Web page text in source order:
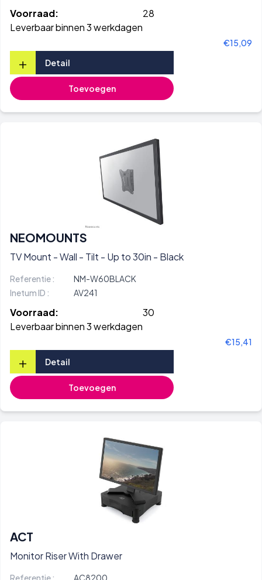
Voorraad:
28
Leverbaar binnen 3 werkdagen
€15,09
+ Detail
Toevoegen
NEOMOUNTS
TV Mount - Wall - Tilt - Up to 30in - Black
Referentie :
NM-W60BLACK
Inetum ID :
AV241
Voorraad:
30
Leverbaar binnen 3 werkdagen
€15,41
+ Detail
Toevoegen
ACT
Monitor Riser With Drawer
Referentie : AC8200